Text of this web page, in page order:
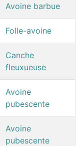
Avoine barbue
Folle-avoine
Canche
fleuxueuse
Avoine
pubescente
Avoine
pubescente